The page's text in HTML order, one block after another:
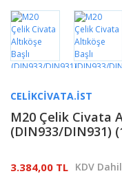
CELIKCIVATA.IST
M20 Çelik Civata
(DIN933/DIN931)
3.384,00 TL KDV Dahil